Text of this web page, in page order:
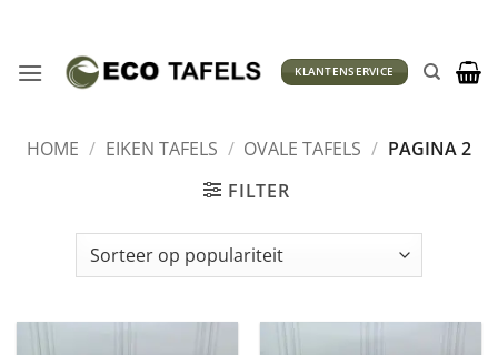
inhoud
KLANTENSERVICE
HOME / EIKEN TAFELS / OVALE TAFELS / PAGINA 2
FILTER